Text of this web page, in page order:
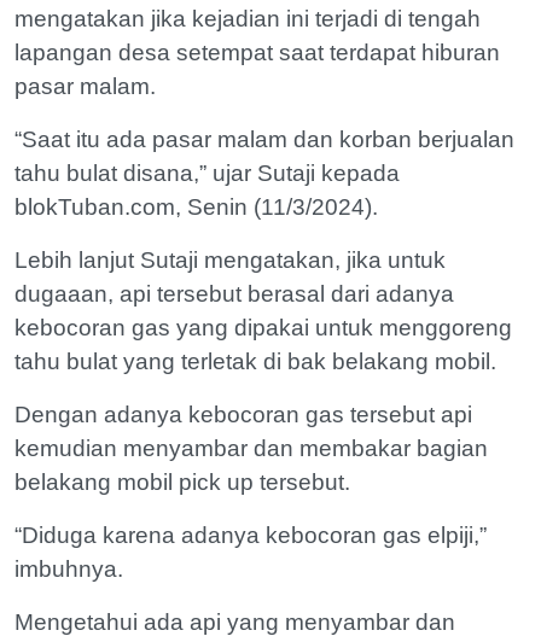
mengatakan jika kejadian ini terjadi di tengah
lapangan desa setempat saat terdapat hiburan
pasar malam.
“Saat itu ada pasar malam dan korban berjualan
tahu bulat disana,” ujar Sutaji kepada
blokTuban.com, Senin (11/3/2024).
Lebih lanjut Sutaji mengatakan, jika untuk
dugaaan, api tersebut berasal dari adanya
kebocoran gas yang dipakai untuk menggoreng
tahu bulat yang terletak di bak belakang mobil.
Dengan adanya kebocoran gas tersebut api
kemudian menyambar dan membakar bagian
belakang mobil pick up tersebut.
“Diduga karena adanya kebocoran gas elpiji,”
imbuhnya.
Mengetahui ada api yang menyambar dan